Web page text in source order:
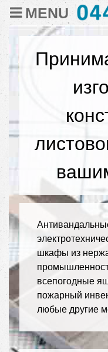
MENU
шкафы из
всепогодные
пожарный
любые другие